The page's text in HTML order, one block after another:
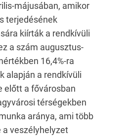
májusában, amikor
terjedésének
kiírták a rendkívüli
a szám augusztus-
16,4%-ra
alapján a rendkívüli
előtt a fővárosban
térségekben
aránya, ami több
veszélyhelyzet